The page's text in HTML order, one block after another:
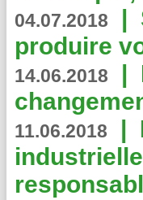
04.07.2018 |
produire
14.06.2018 |
11.06.2018 |